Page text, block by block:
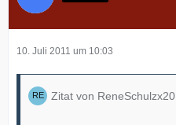
10. Juli 2011 um 10:03
Zitat von ReneSchulzx20